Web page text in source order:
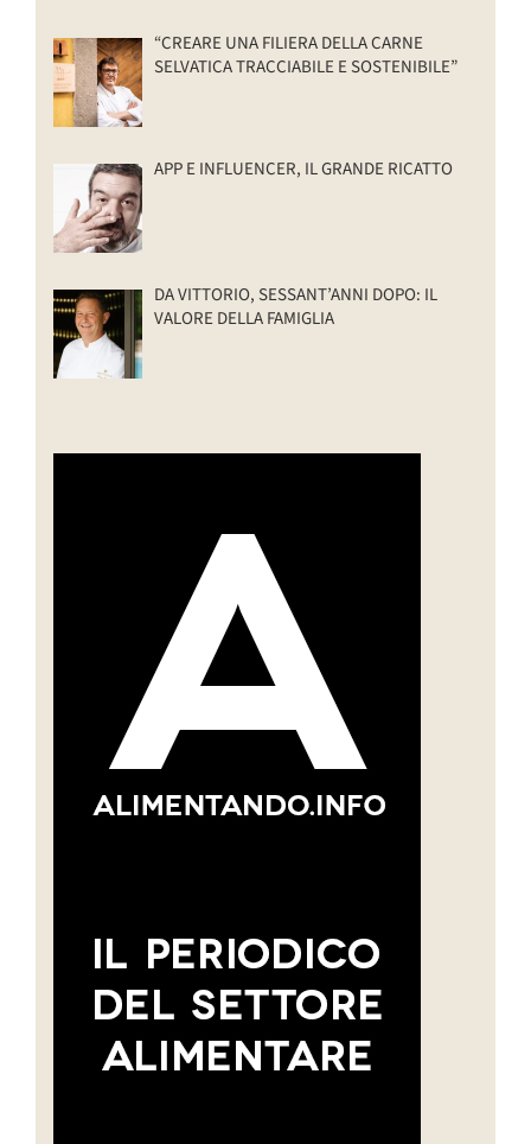
“CREARE UNA FILIERA DELLA CARNE
SELVATICA TRACCIABILE E SOSTENIBILE”
APP E INFLUENCER, IL GRANDE RICATTO
DA VITTORIO, SESSANT’ANNI DOPO: IL
VALORE DELLA FAMIGLIA